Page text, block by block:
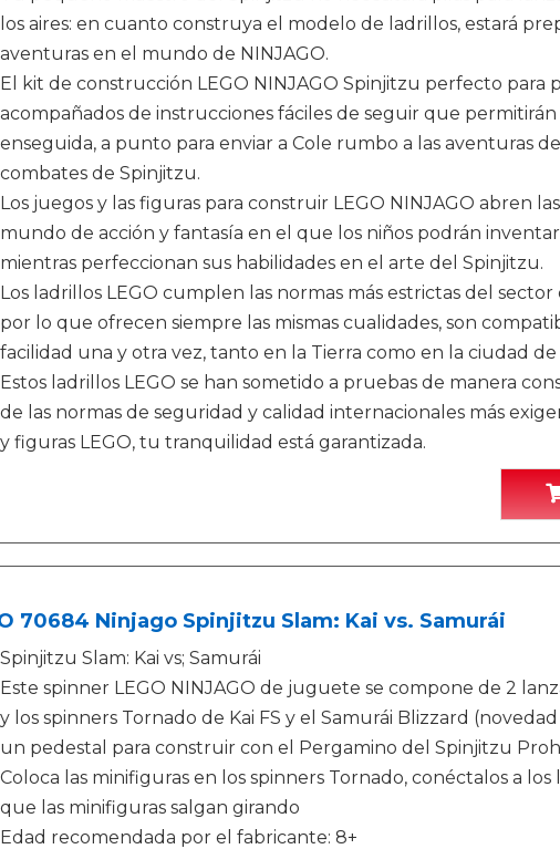
los aires: en cuanto construya el modelo de ladrillos, estará
aventuras en el mundo de NINJAGO.
El kit de construcción LEGO NINJAGO Spinjitzu perfecto para
acompañados de instrucciones fáciles de seguir que
enseguida, a punto para enviar a Cole rumbo a las aventuras
combates de Spinjitzu.
Los juegos y las figuras para construir LEGO NINJAGO abren
mundo de acción y fantasía en el que los niños podrán
mientras perfeccionan sus habilidades en el arte del Spinjitzu.
Los ladrillos LEGO cumplen las normas más estrictas del sector
por lo que ofrecen siempre las mismas cualidades, son
facilidad una y otra vez, tanto en la Tierra como en la ciudad de
Estos ladrillos LEGO se han sometido a pruebas de manera
de las normas de seguridad y calidad internacionales más
y figuras LEGO, tu tranquilidad está garantizada.
70684 Ninjago Spinjitzu Slam: Kai vs. Samurái
Spinjitzu Slam: Kai vs; Samurái
Este spinner LEGO NINJAGO de juguete se compone de 2
y los spinners Tornado de Kai FS y el Samurái Blizzard
un pedestal para construir con el Pergamino del Spinjitzu
Coloca las minifiguras en los spinners Tornado, conéctalos a
que las minifiguras salgan girando
Edad recomendada por el fabricante: 8+